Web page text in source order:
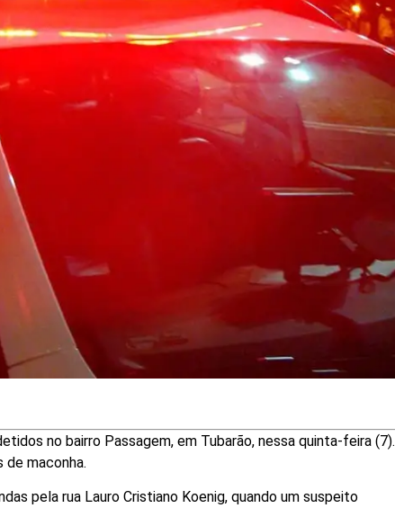
no bairro Passagem, em Tubarão, nessa quinta-feira (7).
de maconha.
pela rua Lauro Cristiano Koenig, quando um suspeito